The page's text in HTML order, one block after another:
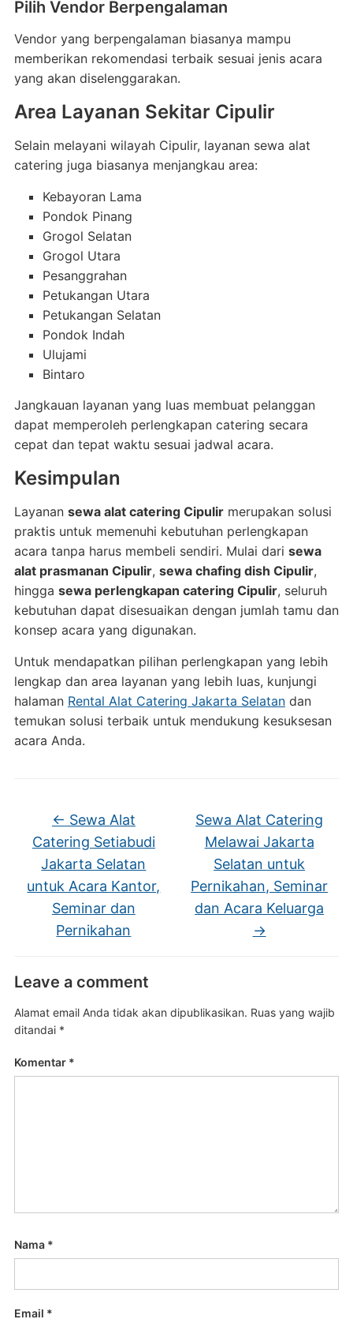
Pilih Vendor Berpengalaman
Vendor yang berpengalaman biasanya mampu
memberikan rekomendasi terbaik sesuai jenis acara
yang akan diselenggarakan.
Area Layanan Sekitar Cipulir
Selain melayani wilayah Cipulir, layanan sewa alat
catering juga biasanya menjangkau area:
Kebayoran Lama
Pondok Pinang
Grogol Selatan
Grogol Utara
Pesanggrahan
Petukangan Utara
Petukangan Selatan
Pondok Indah
Ulujami
Bintaro
Jangkauan layanan yang luas membuat pelanggan
dapat memperoleh perlengkapan catering secara
cepat dan tepat waktu sesuai jadwal acara.
Kesimpulan
Layanan sewa alat catering Cipulirmerupakan solusi
praktis untuk memenuhi kebutuhan perlengkapan
acara tanpa harus membeli sendiri. Mulai dari sewa
alat prasmanan Cipulir, sewa chafing dish Cipulir,
hingga sewa perlengkapan catering Cipulir, seluruh
kebutuhan dapat disesuaikan dengan jumlah tamu dan
konsep acara yang digunakan.
Untuk mendapatkan pilihan perlengkapan yang lebih
lengkap dan area layanan yang lebih luas, kunjungi
halaman Rental Alat Catering Jakarta Selatandan
temukan solusi terbaik untuk mendukung kesuksesan
acara Anda.
← Sewa Alat
Catering Setiabudi
Jakarta Selatan
untuk Acara Kantor,
Seminar dan
Pernikahan
Sewa Alat Catering
Melawai Jakarta
Selatan untuk
Pernikahan, Seminar
dan Acara Keluarga
→
Leave a comment
Alamat email Anda tidak akan dipublikasikan. Ruas yang wajib
ditandai *
Komentar *
Nama *
Email *